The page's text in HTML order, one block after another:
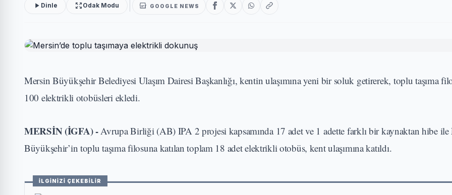
Dinle Odak Modu GOOGLE NEWS
Mersin Büyükşehir Belediyesi Ulaşım Dairesi Başkanlığı, kentin ulaşımına yeni bir soluk getirerek, toplu taşıma
100 elektrikli otobüsleri ekledi.
MERSİN (İGFA) -Avrupa Birliği (AB) IPA 2 projesi kapsamında 17 adet ve 1 adette farklı bir kaynaktan hibe ile
Büyükşehir’in toplu taşıma filosuna katılan toplam 18 adet elektrikli otobüs, kent ulaşımına katıldı.
İLGİNİZİ ÇEKEBİLİR